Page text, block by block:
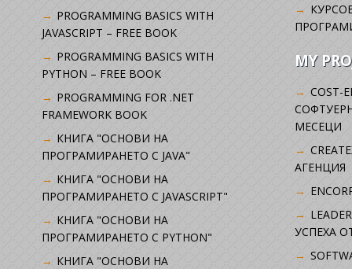
PROGRAMMING BASICS WITH
JAVASCRIPT – FREE BOOK
PROGRAMMING BASICS WITH
PYTHON – FREE BOOK
PROGRAMMING FOR .NET
FRAMEWORK BOOK
КНИГА "ОСНОВИ НА
ПРОГРАМИРАНЕТО С JAVA"
КНИГА "ОСНОВИ НА
ПРОГРАМИРАНЕТО С JAVASCRIPT"
КНИГА "ОСНОВИ НА
ПРОГРАМИРАНЕТО С PYTHON"
КНИГА "ОСНОВИ НА
MY
COST-
МЕСЕЦИ
АГЕНЦИЯ
УСПЕХА